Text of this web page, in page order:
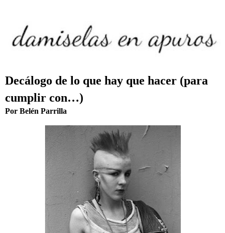
Decálogo de lo que hay que hacer (para
cumplir con…)
Por Belén Parrilla